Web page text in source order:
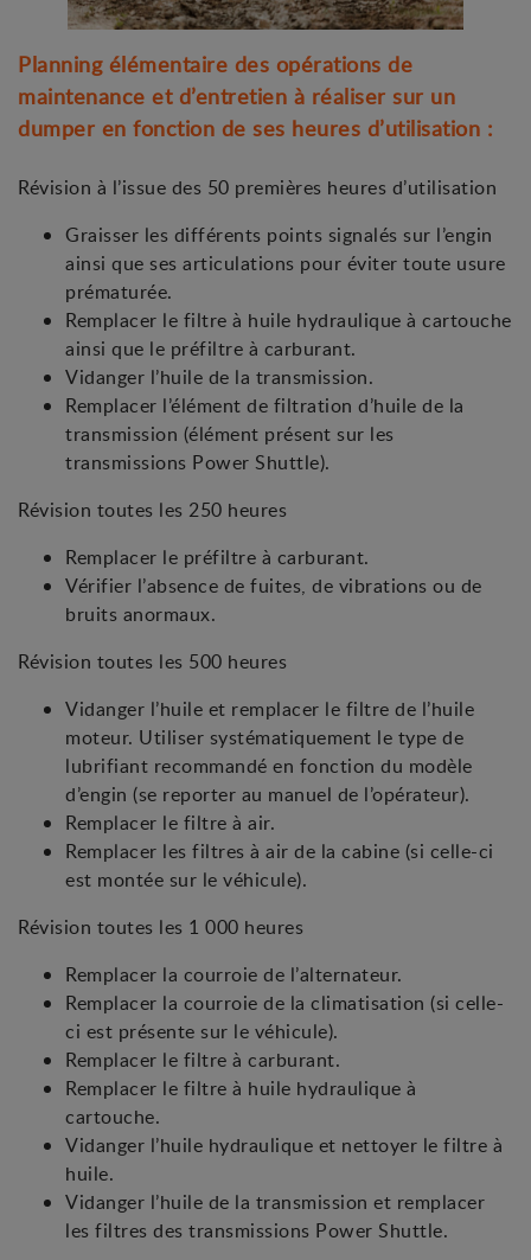
Planning élémentaire des opérations de
maintenance et d’entretien à réaliser sur un
dumper en fonction de ses heures d’utilisation :
Révision à l’issue des 50 premières heures d’utilisation
Graisser les différents points signalés sur l’engin
ainsi que ses articulations pour éviter toute usure
prématurée.
Remplacer le filtre à huile hydraulique à cartouche
ainsi que le préfiltre à carburant.
Vidanger l’huile de la transmission.
Remplacer l’élément de filtration d’huile de la
transmission (élément présent sur les
transmissions Power Shuttle).
Révision toutes les 250 heures
Remplacer le préfiltre à carburant.
Vérifier l’absence de fuites, de vibrations ou de
bruits anormaux.
Révision toutes les 500 heures
Vidanger l’huile et remplacer le filtre de l’huile
moteur. Utiliser systématiquement le type de
lubrifiant recommandé en fonction du modèle
d’engin (se reporter au manuel de l’opérateur).
Remplacer le filtre à air.
Remplacer les filtres à air de la cabine (si celle-ci
est montée sur le véhicule).
Révision toutes les 1 000 heures
Remplacer la courroie de l’alternateur.
Remplacer la courroie de la climatisation (si celle-
ci est présente sur le véhicule).
Remplacer le filtre à carburant.
Remplacer le filtre à huile hydraulique à
cartouche.
Vidanger l’huile hydraulique et nettoyer le filtre à
huile.
Vidanger l’huile de la transmission et remplacer
les filtres des transmissions Power Shuttle.